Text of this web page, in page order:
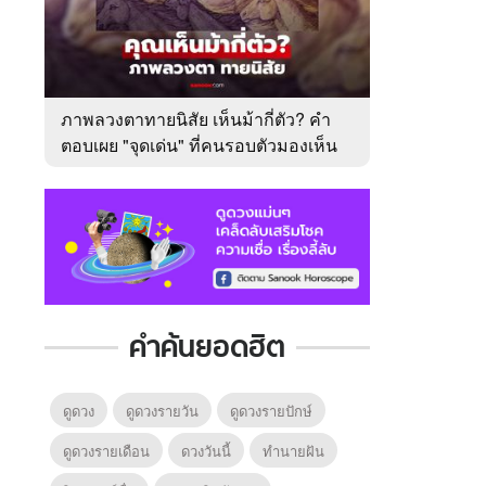
ภาพลวงตาทายนิสัย เห็นม้ากี่ตัว? คำ
ตอบเผย "จุดเด่น" ที่คนรอบตัวมองเห็น
คำค้นยอดฮิต
ดูดวง ดูดวงรายวัน
ดูดวงรายปักษ์
ดูดวงรายเดือน
ดวงวันนี้
ทํานายฝัน